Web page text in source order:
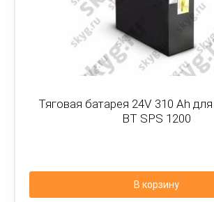
Тяговая батарея 24V 310 Ah
BT SPS 1200
В корзину